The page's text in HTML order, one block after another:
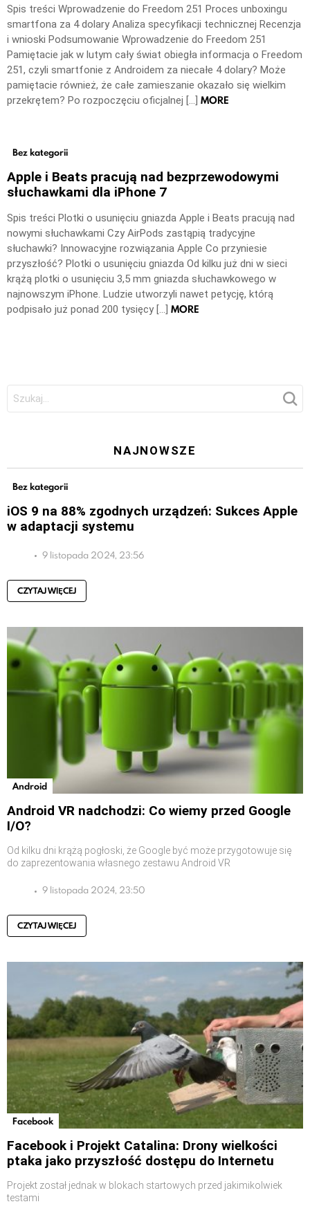
Spis treści Wprowadzenie do Freedom 251 Proces unboxingu
smartfona za 4 dolary Analiza specyfikacji technicznej Recenzja
i wnioski Podsumowanie Wprowadzenie do Freedom 251
Pamiętacie jak w lutym cały świat obiegła informacja o Freedom
251, czyli smartfonie z Androidem za niecałe 4 dolary? Może
pamiętacie również, że całe zamieszanie okazało się wielkim
przekrętem? Po rozpoczęciu oficjalnej […] MORE
Bez kategorii
Apple i Beats pracują nad bezprzewodowymi
słuchawkami dla iPhone 7
Spis treści Plotki o usunięciu gniazda Apple i Beats pracują nad
nowymi słuchawkami Czy AirPods zastąpią tradycyjne
słuchawki? Innowacyjne rozwiązania Apple Co przyniesie
przyszłość? Plotki o usunięciu gniazda Od kilku już dni w sieci
krążą plotki o usunięciu 3,5 mm gniazda słuchawkowego w
najnowszym iPhone. Ludzie utworzyli nawet petycję, którą
podpisało już ponad 200 tysięcy […] MORE
Szukaj:
NAJNOWSZE
Bez kategorii
iOS 9 na 88% zgodnych urządzeń: Sukces Apple
w adaptacji systemu
9 listopada 2024, 23:56
CZYTAJ WIĘCEJ
Android
Android VR nadchodzi: Co wiemy przed Google
I/O?
Od kilku dni krążą pogłoski, że Google być może przygotowuje się
do zaprezentowania własnego zestawu Android VR
9 listopada 2024, 23:50
CZYTAJ WIĘCEJ
Facebook
Facebook i Projekt Catalina: Drony wielkości
ptaka jako przyszłość dostępu do Internetu
Projekt został jednak w blokach startowych przed jakimikolwiek
testami